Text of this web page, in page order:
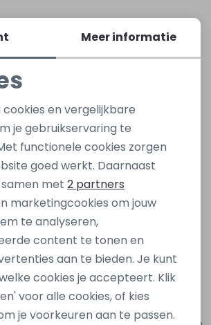
Unlocked
Onno Z10608 Denim
Sale
zand
Unlocked
10,00 19,99
grey
Koko Noko
N58893-37 Blauw marine
24,99
Sale
Ravagio
cookies
cookies
cookies
Meer informatie
cookies en vergelijkbare
je gebruikservaring te
functionele cookies zorgen
goed werkt. Daarnaast
met 2 partners
marketingcookies om jouw
te analyseren,
content te tonen en
aan te bieden. Je kunt
cookies je accepteert. Klik
voor alle cookies, of kies
je voorkeuren aan te passen.